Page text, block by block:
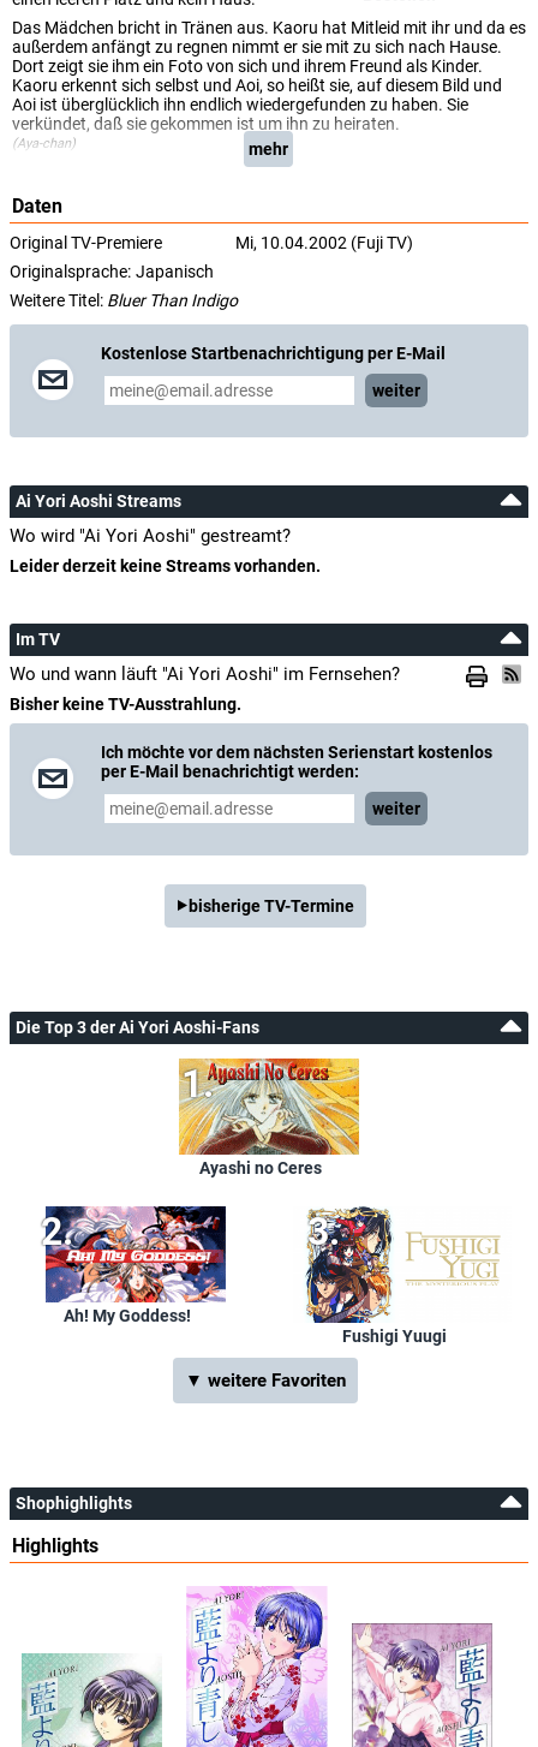
Das Mädchen bricht in Tränen aus. Kaoru hat Mitleid mit ihr und da es
außerdem anfängt zu regnen nimmt er sie mit zu sich nach Hause.
Dort zeigt sie ihm ein Foto von sich und ihrem Freund als Kinder.
Kaoru erkennt sich selbst und Aoi, so heißt sie, auf diesem Bild und
Aoi ist überglücklich ihn endlich wiedergefunden zu haben. Sie
verkündet, daß sie gekommen ist um ihn zu heiraten.
(Aya-chan) mehr
Daten
Original TV-Premiere
Mi, 10.04.2002 (Fuji TV)
Originalsprache: Japanisch
Weitere Titel: Bluer Than Indigo
Kostenlose Startbenachrichtigung per E-Mail
weiter
Ai Yori Aoshi Streams
Wo wird "Ai Yori Aoshi" gestreamt?
Leider derzeit keine Streams vorhanden.
Im TV
Wo und wann läuft "Ai Yori Aoshi" im Fernsehen?
Bisher keine TV-Ausstrahlung.
Ich möchte vor dem nächsten Serienstart kostenlos
per E-Mail benachrichtigt werden:
weiter
bisherige TV-Termine
Die Top 3 der Ai Yori Aoshi-Fans
Ayashi no Ceres
Ah! My Goddess!
Fushigi Yuugi
▼ weitere Favoriten
Shophighlights
Highlights